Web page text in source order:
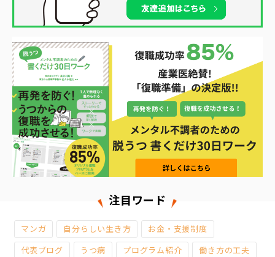
注目ワード
マンガ 自分らしい生き方 お金・支援制度
代表ブログ うつ病 プログラム紹介 働き方の工夫